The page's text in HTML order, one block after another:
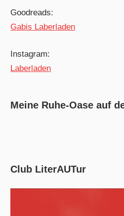
Goodreads:
Gabis Laberladen
Instagram:
Laberladen
Meine Ruhe-Oase auf
Club LiterAUTur